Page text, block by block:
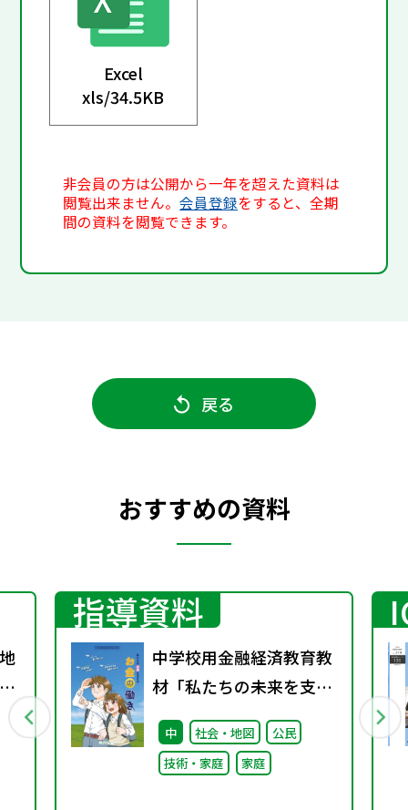
Excel
xls/34.5KB
非会員の方は公開から一年を超えた資料は
閲覧出来ません。会員登録をすると、全期
間の資料を閲覧できます。
戻る
おすすめの資料
指導資料
中学校用金融経済教育教
材「私たちの未来を支え
る『お金の働き』」
中 社会・地図
公民
技術・家庭
家庭